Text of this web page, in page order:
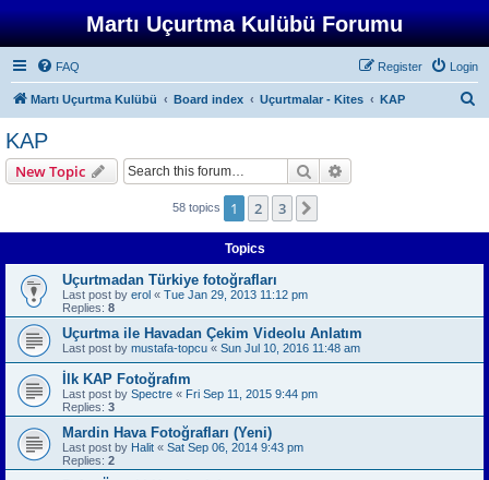
Martı Uçurtma Kulübü Forumu
FAQ Login
Register
Martı Uçurtma Kulübü Board index Uçurtmalar - Kites KAP
KAP
New Topic Search
58 topics 1 2 3
Topics
Uçurtmadan Türkiye fotoğrafları
Last post by erol « Tue Jan 29, 2013 11:12 pm
Replies: 8
Uçurtma ile Havadan Çekim Videolu Anlatım
Last post by mustafa-topcu « Sun Jul 10, 2016 11:48 am
İlk KAP Fotoğrafım
Last post by Spectre « Fri Sep 11, 2015 9:44 pm
Replies: 3
Mardin Hava Fotoğrafları (Yeni)
Last post by Halit « Sat Sep 06, 2014 9:43 pm
Replies: 2